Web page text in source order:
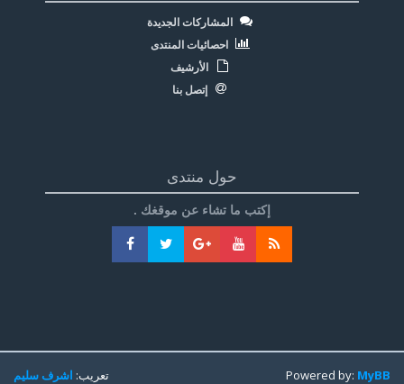
المشاركات الجديدة
احصائيات المنتدى
الأرشيف
إتصل بنا
حول منتدى
إكتب ما تشاء عن موقغك .
تعريب:اشرف سليم Powered by:MyBB